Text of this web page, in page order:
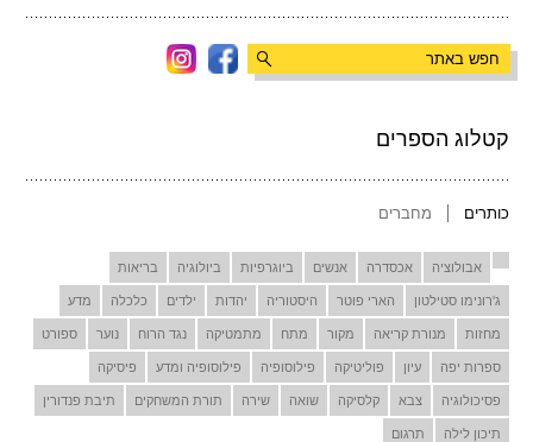
קטלוג הספרים
כותרים מחברים
אבולוציה אכסדרה אנשים ביוגרפיות ביולוגיה בריאות
ג'רונימו סטילטון הארי פוטר היסטוריה יהדות ילדים כלכלה מדע
מחזות מנורת קריאה מקור מתח מתמטיקה נגד הרוח נוער ספורט
ספרות יפה עיון פוליטיקה פילוסופיה פילוסופיה ומדע פיסיקה
פסיכולוגיה צבא קלסיקה שואה שירה תורת המשחקים תיבת פנדורין
תיכון לילה תרגום